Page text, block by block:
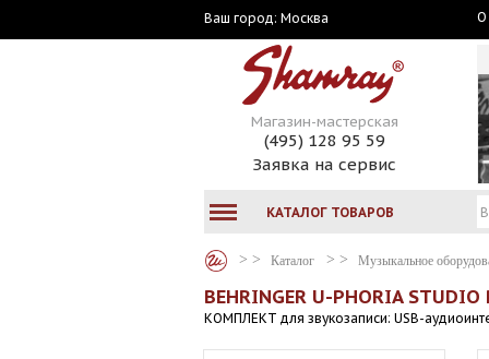
Ваш город: Москва О
Магазин-мастерская
(495) 128 95 59
Заявка на сервис
КАТАЛОГ ТОВАРОВ
Каталог Музыкальное
BEHRINGER U-PHORIA STUDIO
КОМПЛЕКТ для звукозаписи: USB-